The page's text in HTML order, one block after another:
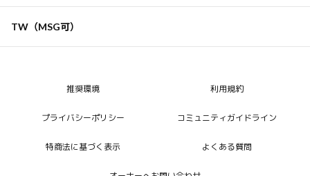
TW（MSG可）
推奨環境 利用規約
プライバシーポリシー コミュニティガイドライン
特商法に基づく表示 よくある質問